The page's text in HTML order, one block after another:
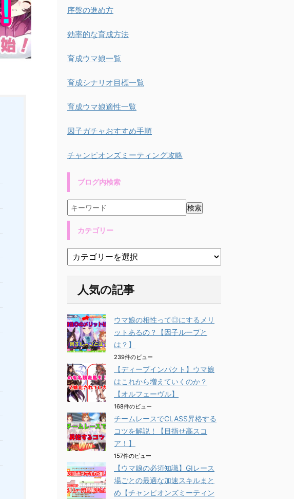
序盤の進め方
効率的な育成方法
育成ウマ娘一覧
育成シナリオ目標一覧
育成ウマ娘適性一覧
因子ガチャおすすめ手順
チャンピオンズミーティング攻略
ブログ内検索
カテゴリー
人気の記事
ウマ娘の相性って◎にするメリ
ットあるの？【因子ループと
は？】
239件のビュー
【ディープインパクト】ウマ娘
はこれから増えていくのか？
【オルフェーヴル】
168件のビュー
チームレースでCLASS昇格する
コツを解説！【目指せ高スコ
ア！】
157件のビュー
【ウマ娘の必須知識】GⅠレース
場ごとの最適な加速スキルまと
め【チャンピオンズミーティン